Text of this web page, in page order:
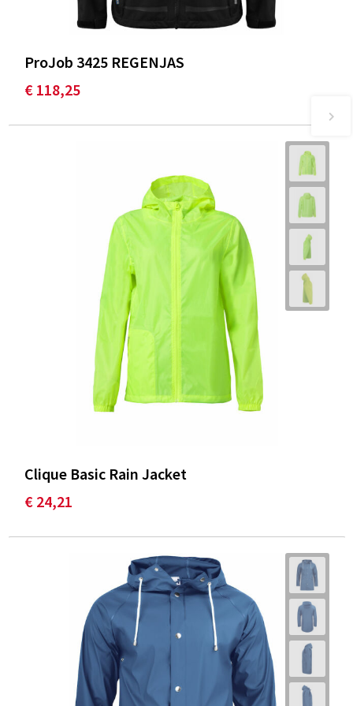
ProJob 3425 REGENJAS
€ 118,25
Clique Basic Rain Jacket
€ 24,21